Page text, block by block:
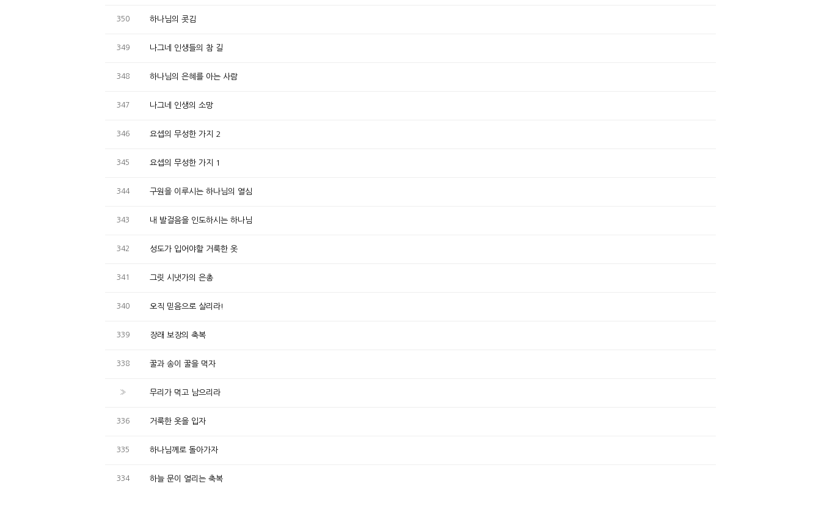
350 하나님의 콧김
349 나그네 인생들의 참 길
348 하나님의 은혜를 아는 사람
347 나그네 인생의 소망
346 요셉의 무성한 가지 2
345 요셉의 무성한 가지 1
344 구원을 이루시는 하나님의 열심
343 내 발걸음을 인도하시는 하나님
342 성도가 입어야할 거룩한 옷
341 그릿 시냇가의 은총
340 오직 믿음으로 살리라!
339 장래 보장의 축복
338 꿀과 송이 꿀을 먹자
» 무리가 먹고 남으리라
336 거룩한 옷을 입자
335 하나님께로 돌아가자
334 하늘 문이 열리는 축복